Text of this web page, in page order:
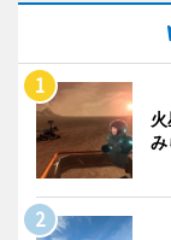
み